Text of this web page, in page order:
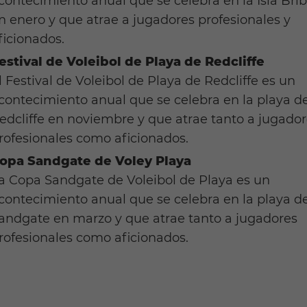
enero y que atrae a jugadores profesionales y
de Voleibol de Playa de Redcliffe
Festival de Voleibol de Playa de Redcliffe es un
anual que se celebra en la playa
en noviembre y que atrae tanto a
como aficionados.
Sandgate de Voley Playa
Copa Sandgate de Voleibol de Playa es un
anual que se celebra en la playa
en marzo y que atrae tanto a jugadores
como aficionados.